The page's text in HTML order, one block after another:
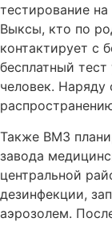
тестирование
Выксы, кто по
контактирует с
бесплатный
человек. Наряду
Также ВМЗ
завода
центральной
дезинфекции,
аэрозолем.